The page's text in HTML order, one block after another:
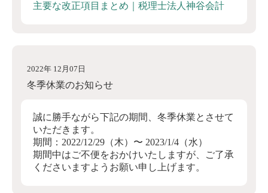
主要な改正項目まとめ｜税理士法人神谷会計
2022年 12月07日
冬季休業のお知らせ
誠に勝手ながら下記の期間、冬季休業とさせて
いただきます。
期間：2022/12/29（木）〜 2023/1/4（水）
期間中はご不便をおかけいたしますが、ご了承
くださいますようお願い申し上げます。